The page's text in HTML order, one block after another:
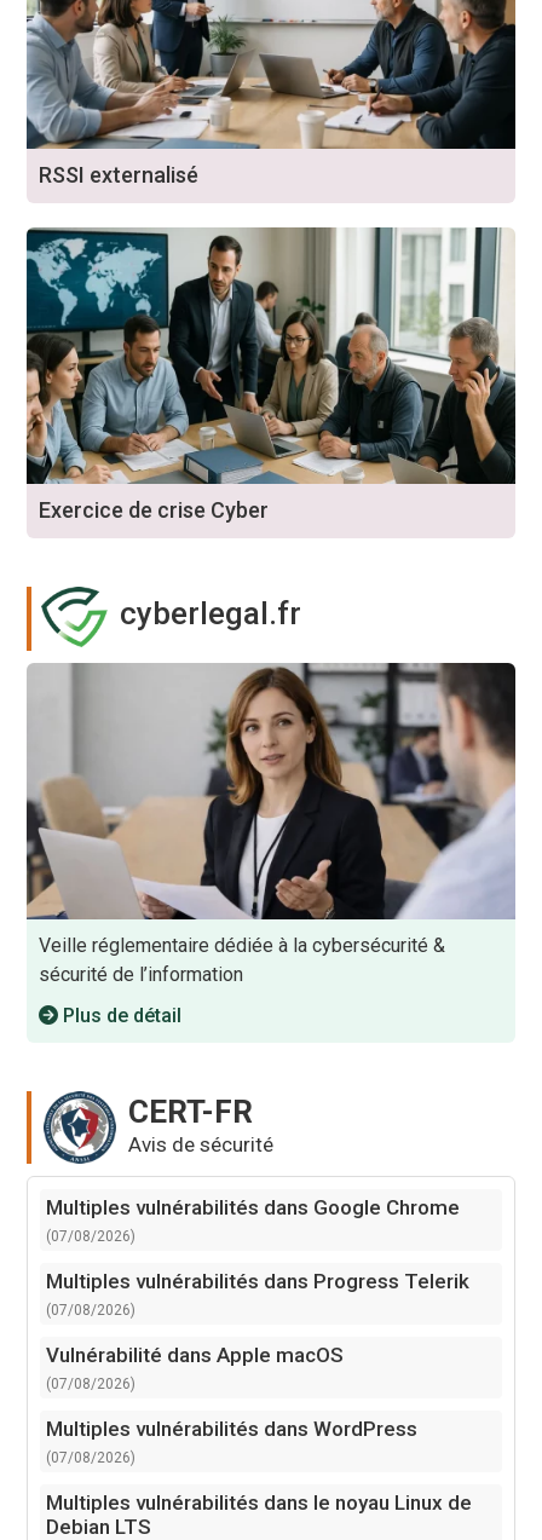
RSSI externalisé
Exercice de crise Cyber
cyberlegal.fr
Veille réglementaire dédiée à la cybersécurité &
sécurité de l’information
Plus de détail
CERT-FR
Avis de sécurité
Multiples vulnérabilités dans Google Chrome
(07/08/2026)
Multiples vulnérabilités dans Progress Telerik
(07/08/2026)
Vulnérabilité dans Apple macOS
(07/08/2026)
Multiples vulnérabilités dans WordPress
(07/08/2026)
Multiples vulnérabilités dans le noyau Linux de
Debian LTS